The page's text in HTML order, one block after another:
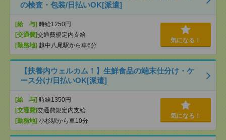
の検査・包装/日払いOK[派遣]
[給 与] 時給1250円
[交通費]交通費規定内支給
[勤務地] 越中八尾駅から車6分
気になる！
【扶養内ウェルカム！】生鮮食品の端末仕分け・ケ
ース分け/日払いOK[派遣]
[給 与] 時給1350円
[交通費]交通費規定内支給
[勤務地] 小杉駅から車10分
気になる！